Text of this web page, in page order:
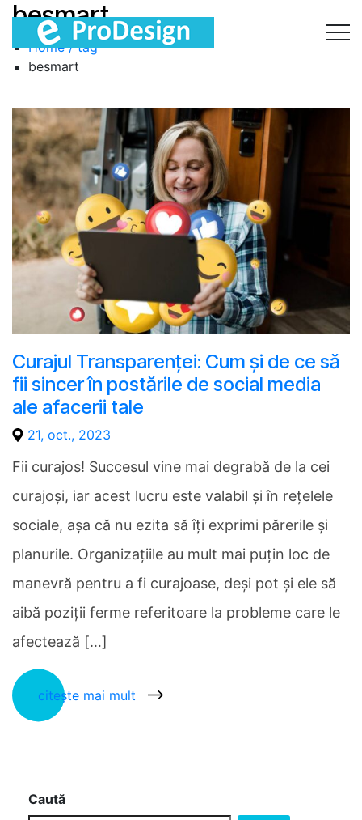
besmart
Home / tag
besmart
Curajul Transparenței: Cum și de ce să
fii sincer în postările de social media
ale afacerii tale
21, oct., 2023
Fii curajos! Succesul vine mai degrabă de la cei
curajoși, iar acest lucru este valabil și în rețelele
sociale, așa că nu ezita să îți exprimi părerile și
planurile. Organizațiile au mult mai puțin loc de
manevră pentru a fi curajoase, deși pot și ele să
aibă poziții ferme referitoare la probleme care le
afectează […]
citește mai mult
Caută